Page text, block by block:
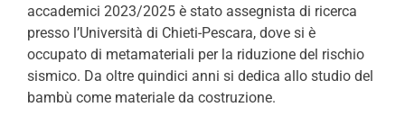
accademici 2023/2025 è stato assegnista di ricerca
presso l’Università di Chieti-Pescara, dove si è
occupato di metamateriali per la riduzione del rischio
sismico. Da oltre quindici anni si dedica allo studio del
bambù come materiale da costruzione.